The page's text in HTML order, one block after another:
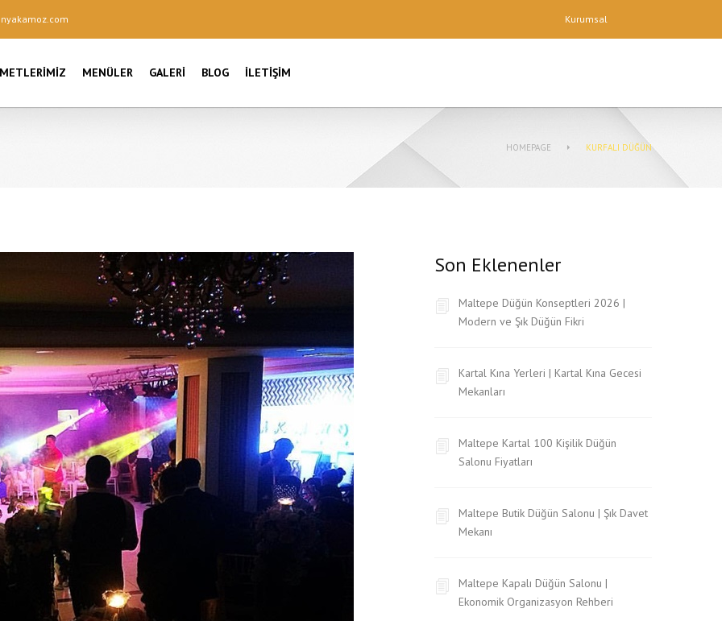
Kurumsal
MENÜLER GALERI BLOG İLETIŞIM
HOMEPAGE KURFALI DÜĞÜN
Son Eklenenler
Maltepe Düğün Konseptleri 2026 |
Modern ve Şık Düğün Fikri
Kartal Kına Yerleri | Kartal Kına Gecesi
Mekanları
Maltepe Kartal 100 Kişilik Düğün
Salonu Fiyatları
Maltepe Butik Düğün Salonu | Şık Davet
Mekanı
Maltepe Kapalı Düğün Salonu |
Ekonomik Organizasyon Rehberi